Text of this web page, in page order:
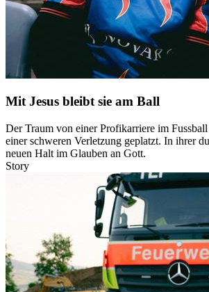
Mit Jesus bleibt sie am Ball
Der Traum von einer Profikarriere im
einer schweren Verletzung geplatzt. In ihrer
neuen Halt im Glauben an Gott.
Story